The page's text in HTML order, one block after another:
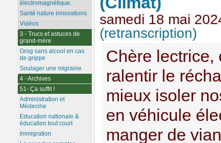
samedi 18 mai
(retranscription)
Chère lectrice,
ralentir le
mieux isoler
en véhicule
manger de
électromagnétique.
Santé nature innovations
Vidéos
3 - Trucs et astuces de
grand-mère
Grog sans alcool en cas
de grippe
Soulager une migraine
4 - Archives
51- Ça suffit !
Administration et
Médecine
Education nationale &
éducation tout court
Immigration